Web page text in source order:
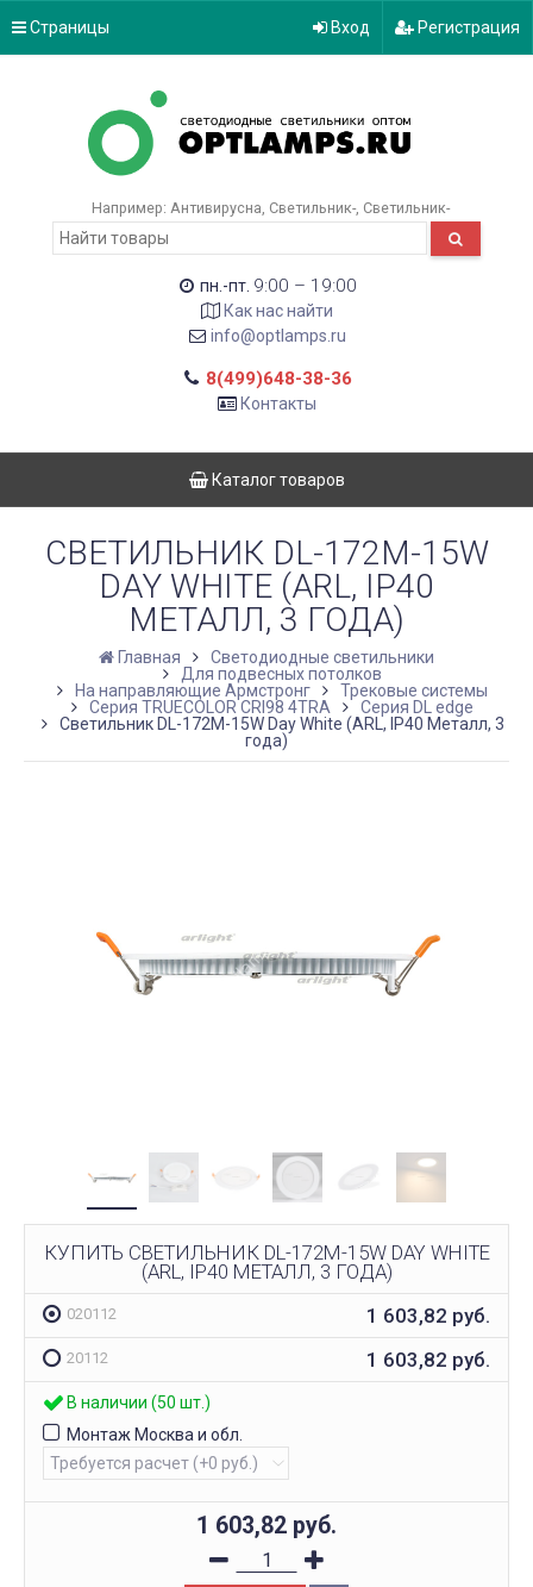
Страницы Вход Регистрация
Например: Антивирусна Светильник- Светильник-
пн.-пт. 9:00 – 19:00
Как нас найти
info@optlamps.ru
8(499)648-38-36
Контакты
Каталог товаров
СВЕТИЛЬНИК DL-172M-15W
DAY WHITE (ARL, IP40
МЕТАЛЛ, 3 ГОДА)
Главная
Светодиодные светильники
Для подвесных потолков
На направляющие Армстронг
Трековые системы
Серия TRUECOLOR CRI98 4TRA
Серия DL edge
Светильник DL-172M-15W Day White (ARL, IP40 Металл, 3
года)
КУПИТЬ СВЕТИЛЬНИК DL-172M-15W DAY WHITE
(ARL, IP40 МЕТАЛЛ, 3 ГОДА)
020112 1 603,82 руб.
20112 1 603,82 руб.
В наличии (50 шт.)
Монтаж Москва и обл.
1 603,82 руб.